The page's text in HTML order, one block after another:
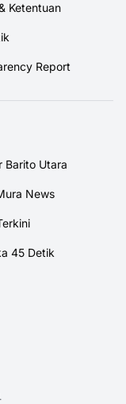
Ketentuan
Report
Barito Utara
News
45 Detik